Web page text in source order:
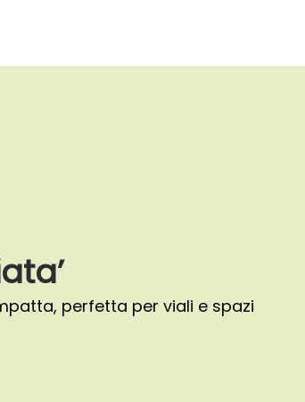
perfetta per viali e spazi